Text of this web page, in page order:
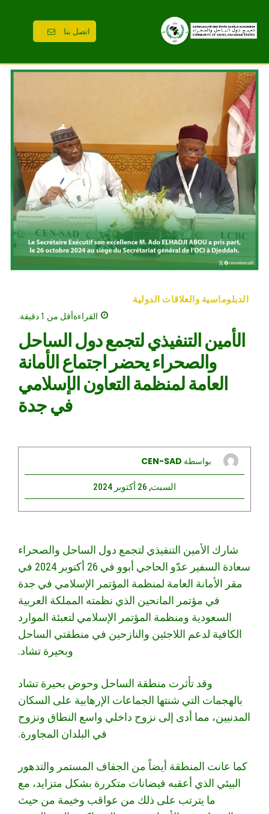
اتصل بنا
الدبلوماسية والعلاقات الدولية
القراءةأقل من 1 دقيقة.
الأمين التنفيذي لتجمع دول الساحل
والصحراء يحضر اجتماع الأمانة
العامة لمنظمة التعاون الإسلامي
في جدة
بواسطة CEN-SAD
السبت, 26 أكتوبر 2024
شارك الأمين التنفيذي لتجمع دول الساحل والصحراء
سعادة السفير عدّو الحاجي أبوو في 26 أكتوبر 2024 في
مقر الأمانة العامة لمنظمة المؤتمر الإسلامي في جدة
في مؤتمر المانحين الذي نظمته المملكة العربية
السعودية ومنظمة المؤتمر الإسلامي لتعبئة الموارد
الكافية لدعم اللاجئين والنازحين في منطقتي الساحل
وبحيرة تشاد.
وقد تأثرت منطقة الساحل وحوض بحيرة تشاد
بالهجمات التي شنتها الجماعات الإرهابية على السكان
المدنيين، مما أدى إلى نزوح داخلي واسع النطاق ونزوح
في البلدان المجاورة.
كما عانت المنطقة أيضاً من الجفاف المستمر والتدهور
البيئي الذي أعقبه فيضانات متكررة بشكل متزايد، مع
ما يترتب على ذلك من عواقب وخيمة من حيث